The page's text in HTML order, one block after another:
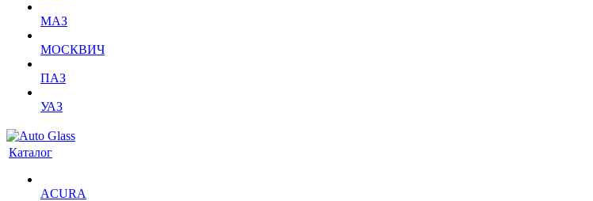
МАЗ
МОСКВИЧ
ПАЗ
УАЗ
Каталог
ACURA